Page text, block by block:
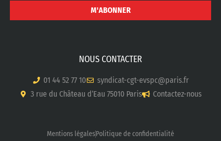
M'ABONNER
NOUS CONTACTER
01 44 52 77 10
syndicat-cgt-evspc@paris.fr
3 rue du Château d’Eau 75010 Paris
Contactez-nous
Mentions légalesPolitique de confidentialité